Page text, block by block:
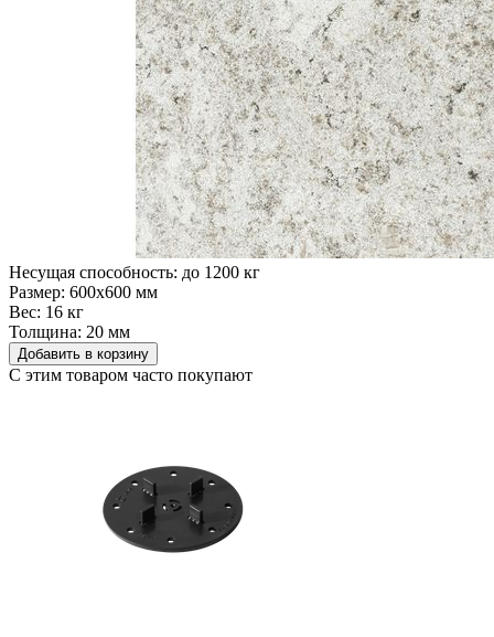
Несущая способность: до 1200 кг
Размер: 600х600 мм
Вес: 16 кг
Толщина: 20 мм
Добавить в корзину
С этим товаром часто покупают